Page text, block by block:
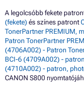
A legolcsóbb fekete
(fekete) és színes patront
TonerPartner PREMIUM,
Patron TonerPartner
(4706A002) - Patron
BCI-6 (4709A002) -
(4710A002) - patron,
CANON S800